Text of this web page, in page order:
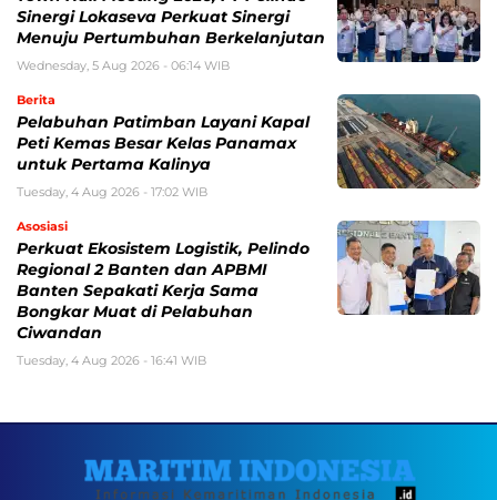
Sinergi Lokaseva Perkuat Sinergi
Menuju Pertumbuhan Berkelanjutan
Wednesday, 5 Aug 2026 - 06:14 WIB
Berita
Pelabuhan Patimban Layani Kapal
Peti Kemas Besar Kelas Panamax
untuk Pertama Kalinya
Tuesday, 4 Aug 2026 - 17:02 WIB
Asosiasi
Perkuat Ekosistem Logistik, Pelindo
Regional 2 Banten dan APBMI
Banten Sepakati Kerja Sama
Bongkar Muat di Pelabuhan
Ciwandan
Tuesday, 4 Aug 2026 - 16:41 WIB